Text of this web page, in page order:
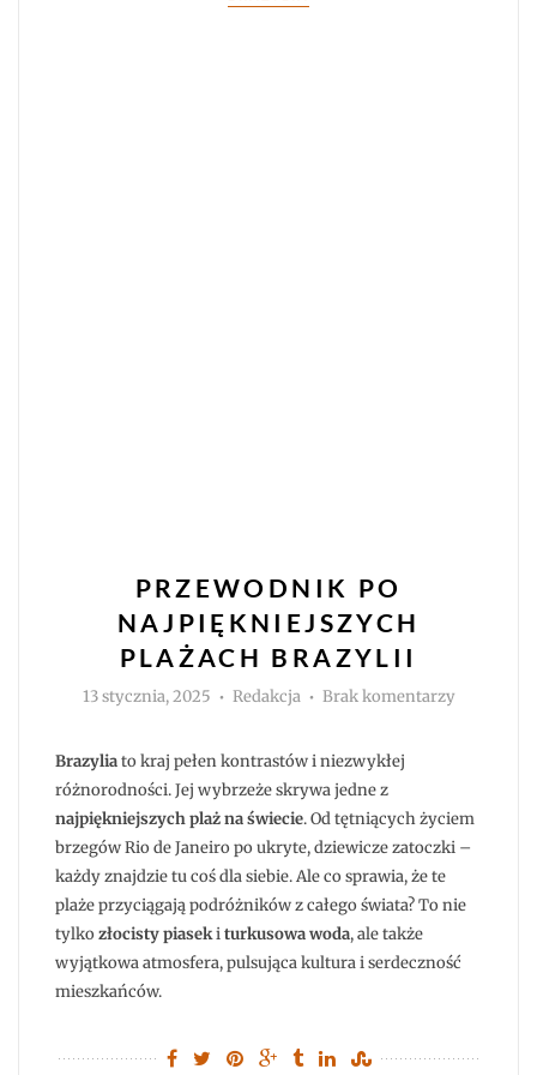
PRZEWODNIK PO
NAJPIĘKNIEJSZYCH
PLAŻACH BRAZYLII
13 stycznia, 2025 Autor
Redakcja Brak komentarzydo
Brazyliato kraj pełen kontrastów i niezwykłej
różnorodności. Jej wybrzeże skrywa jedne z
najpiękniejszych plaż na świecie. Od tętniących życiem
brzegów Rio de Janeiro po ukryte, dziewicze zatoczki –
każdy znajdzie tu coś dla siebie. Ale co sprawia, że te
plaże przyciągają podróżników z całego świata? To nie
tylkozłocisty piasekiturkusowa woda, ale także
wyjątkowa atmosfera, pulsująca kultura i serdeczność
mieszkańców.